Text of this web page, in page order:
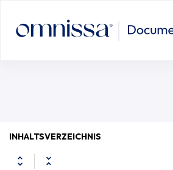
INHALTSVERZEICHNIS